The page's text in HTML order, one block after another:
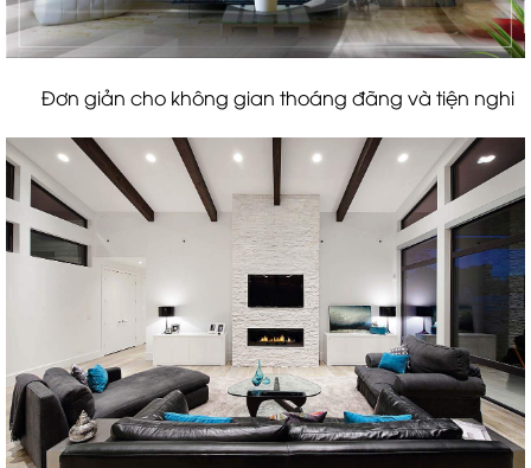
Đơn giản cho không gian thoáng đãng và tiện nghi